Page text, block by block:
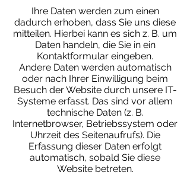
Ihre Daten werden zum einen
dadurch erhoben, dass Sie uns diese
mitteilen. Hierbei kann es sich z. B. um
Daten handeln, die Sie in ein
Kontaktformular eingeben.
Andere Daten werden automatisch
oder nach Ihrer Einwilligung beim
Besuch der Website durch unsere IT-
Systeme erfasst. Das sind vor allem
technische Daten (z. B.
Internetbrowser, Betriebssystem oder
Uhrzeit des Seitenaufrufs). Die
Erfassung dieser Daten erfolgt
automatisch, sobald Sie diese
Website betreten.